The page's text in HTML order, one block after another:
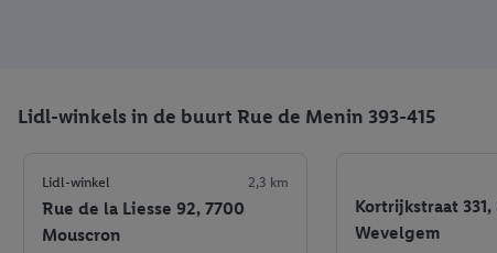
Lidl-winkels in de buurt Rue de Menin 393-415
Lidl-winkel 2,3 km
Rue de la Liesse 92, 7700
Mouscron
Kortrijkstraat 331,
Wevelgem